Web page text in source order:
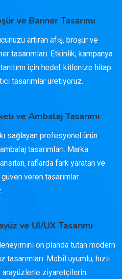
ve Banner Tasarımı
artıran afiş, broşür ve
tasarımları. Etkinlik, kampanya
için hedef kitlenize hitap
tasarımlar üretiyoruz.
ve Ambalaj Tasarımı
sağlayan profesyonel ürün
tasarımları. Marka
raflarda fark yaratan ve
veren tasarımlar
ve UI/UX Tasarımı
ön planda tutan modern
tasarımları. Mobil uyumlu, hızlı
ziyaretçilerin